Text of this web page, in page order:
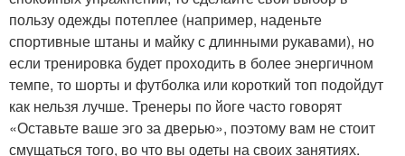
пользу одежды потеплее (например, наденьте
спортивные штаны и майку с длинными рукавами), но
если тренировка будет проходить в более энергичном
темпе, то шорты и футболка или короткий топ подойдут
как нельзя лучше. Тренеры по йоге часто говорят
«Оставьте ваше эго за дверью», поэтому вам не стоит
смущаться того, во что вы одеты на своих занятиях.